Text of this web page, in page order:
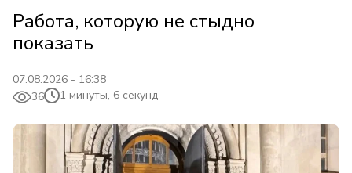
Работа, которую не стыдно
показать
07.08.2026 - 16:38
36
1 минуты, 6 секунд